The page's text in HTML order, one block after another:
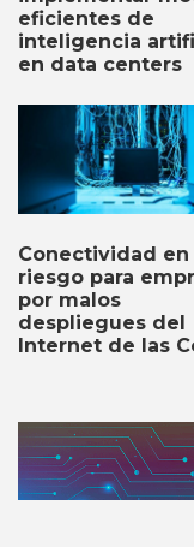
eficientes de
inteligencia
en data centers
Conectividad en
riesgo para
por malos
despliegues del
Internet de las